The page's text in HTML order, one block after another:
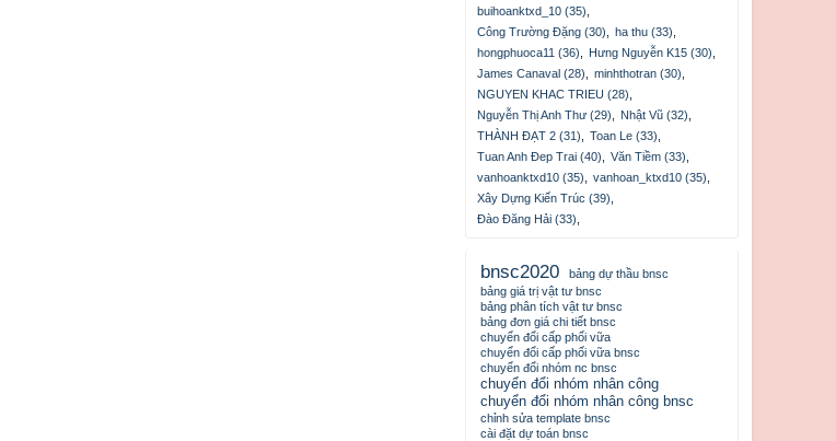
buihoanktxd_10 (35)
Công Trường Đặng (30)
ha thu (33)
hongphuoca11 (36)
Hưng Nguyễn K15 (30)
James Canaval (28)
minhthotran (30)
NGUYEN KHAC TRIEU (28)
Nguyễn Thị Anh Thư (29)
Nhật Vũ (32)
THÀNH ĐẠT 2 (31)
Toan Le (33)
Tuan Anh Đep Trai (40)
Văn Tiềm (33)
vanhoanktxd10 (35)
vanhoan_ktxd10 (35)
Xây Dựng Kiến Trúc (39)
Đào Đăng Hải (33)
bnsc2020
bảng dự thầu bnsc
bảng giá trị vật tư bnsc
bảng phân tích vật tư bnsc
bảng đơn giá chi tiết bnsc
chuyển đổi cấp phối vữa
chuyển đổi cấp phối vữa bnsc
chuyển đổi nhóm nc bnsc
chuyển đổi nhóm nhân công
chuyển đổi nhóm nhân công bnsc
chỉnh sửa template bnsc
cài đặt dự toán bnsc